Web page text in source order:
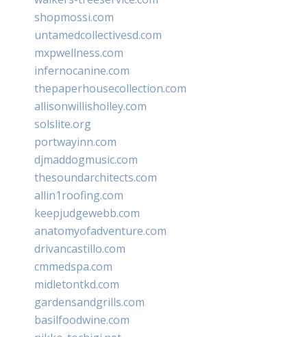
shopmossi.com
untamedcollectivesd.com
mxpwellness.com
infernocanine.com
thepaperhousecollection.com
allisonwillisholley.com
solslite.org
portwayinn.com
djmaddogmusic.com
thesoundarchitects.com
allin1roofing.com
keepjudgewebb.com
anatomyofadventure.com
drivancastillo.com
cmmedspa.com
midletontkd.com
gardensandgrills.com
basilfoodwine.com